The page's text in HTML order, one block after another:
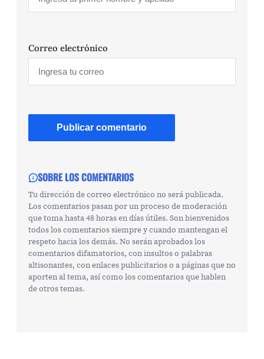
Correo electrónico
SOBRE LOS COMENTARIOS
Tu dirección de correo electrónico no será publicada.
Los comentarios pasan por un proceso de moderación
que toma hasta 48 horas en días útiles. Son bienvenidos
todos los comentarios siempre y cuando mantengan el
respeto hacia los demás. No serán aprobados los
comentarios difamatorios, con insultos o palabras
altisonantes, con enlaces publicitarios o a páginas que no
aporten al tema, así como los comentarios que hablen
de otros temas.